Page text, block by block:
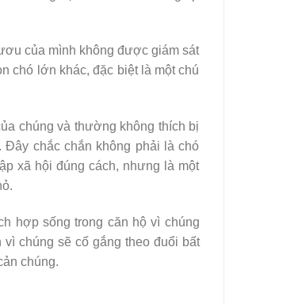
của mình không được giám sát
chó lớn khác, đặc biệt là một chú
chúng và thường không thích bị
chắc chắn không phải là chó
xã hội đúng cách, nhưng là một
hợp sống trong căn hộ vì chúng
chúng sẽ cố gắng theo đuổi bất
chúng.